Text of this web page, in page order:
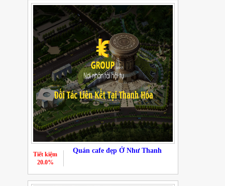
Quán cafe đẹp Ở Như Thanh
Tiết kiệm
20.0%